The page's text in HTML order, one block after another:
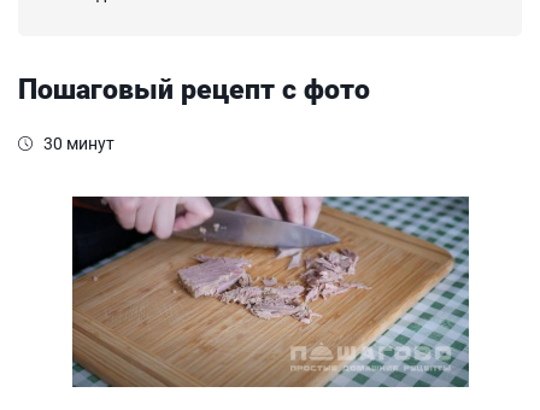
Пошаговый рецепт с фото
30 минут